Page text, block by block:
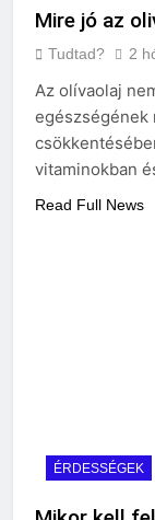
Mire jó az
Tudtad? 2
Az olívaolaj
egészségének
vitaminokban
Read Full News
ÉRDESSÉGEK